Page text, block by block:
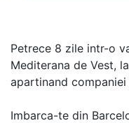
Petrece 8 zile intr-o
Mediterana de Vest,
apartinand companiei
Imbarca-te din